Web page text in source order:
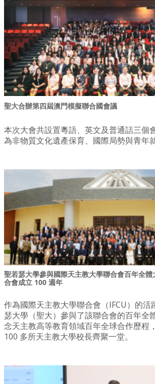
聖大合辦第四屆澳門模擬聯合國會議
本次大會共設置粵語、英文及普通話三個
為非物質文化遺產保育、國際局勢與青年就
聖若瑟大學參與國際天主教大學聯合會百年全體
合會成立 100 週年
作為國際天主教大學聯合會（IFCU）的活
瑟大學（聖大）參與了該聯合會的百年全
念天主教高等教育領域百年全球合作歷程
100 多所天主教大學校長齊聚一堂。